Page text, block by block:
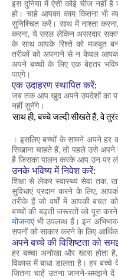
इस दुनिया में ऐसी कोई चीज नहीं
हो। चाहे आपका काम कितना भी
सुनिश्चित करें। साथ में नाश्ता
करना, ये सरल लेकिन असरदार
के साथ आपके रिश्ते को मजबूत
तरीकों को अपनाने से न केवल
अपने बच्चों के लिए एक बेहतर
पाएंगे।
एक उदाहरण स्थापित करें:
जब तक आप खुद अपने उपदेशों का
नहीं सुनेंगे।
साथ ही, बच्चे जल्दी सीखते हैं, वे
। इसलिए बच्चों के सामने अपने
सिखाना चाहते हैं, तो पहले उसे अपने
है जिसका पालन करके आप उन पर
उनके भविष्य में निवेश करें:
शिक्षा से लेकर स्वास्थ्य सेवा तक,
सुविधाएं प्रदान करने के लिए,
तरीके हैं जो वर्षों में आपकी बचत
बच्चों की बढ़ती जरूरतों को पूरा
योजनाएंभी उपलब्ध हैं। इन
सपनों को साकार करने के लिए
अपने बच्चे की विशिष्टता को
हर बच्चा अनोखा और खास होता
विकास में बाधा डालता है। हर
जितना चाहें उतना जानने-समझने